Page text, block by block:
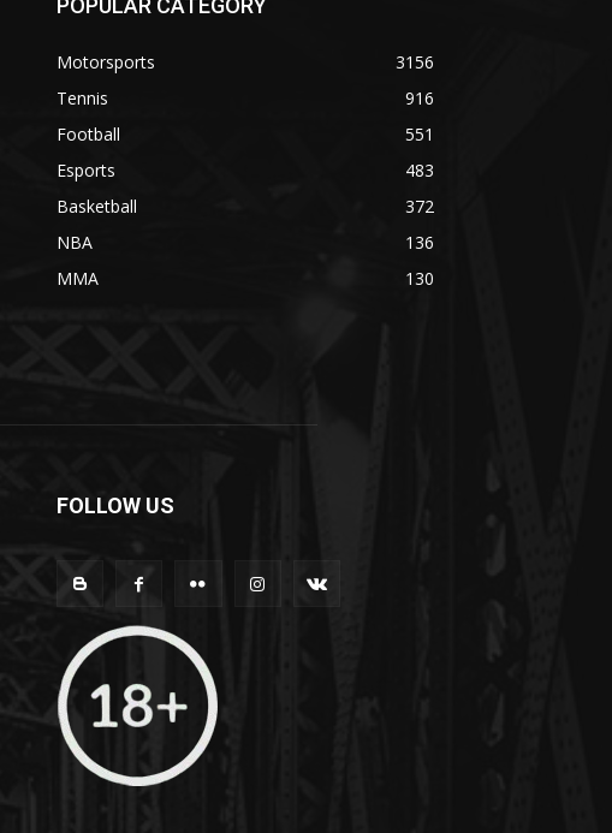
POPULAR CATEGORY
Motorsports
3156
Tennis
916
Football
551
Esports
483
Basketball
372
NBA
136
MMA
130
FOLLOW US